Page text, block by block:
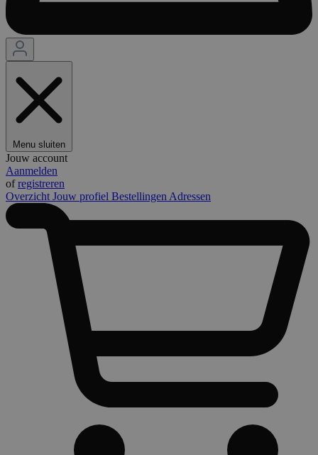
Menu sluiten
Jouw account
Aanmelden
ofregistreren
Overzicht Jouw profiel Bestellingen Adressen